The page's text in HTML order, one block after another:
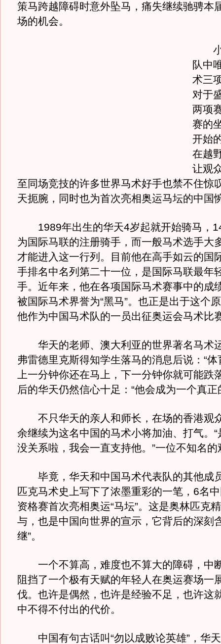
策马跨越障碍时意外坠马，痛失继续驰骋本
场的机会。
小
队中
术三
对于
两项
赛的
开始
在越
让观
至同场竞技的许多世界马术好手也禁不住惊
天扼腕，同时也为首次亮相奥运马坛的中国
1989年出生的华天4岁起就开始骑马，
为国际马联的注册骑手，而一般马术选手大
才能进入这一行列。目前他在高手如云的国
手排名中名列第二十一位，是国际马联最年
手。近年来，他在各项国际马术赛事中的成
被国际马术界誉为“黑马”。也正是出于这个
他作为中国马术队的一员出征奥运会马术比
华天的老师、澳大利亚的世界著名马术
弗雷德里克斯得知学生落马的消息后说：“
上一分钟你还在马上，下一分钟你就可能跌
后的华天仍然信心十足：“他会成为一个真正
不只华天的亲人和师长，在场的香港观
余继续为这名中国的马术小将加油、打气。
没关系啦，我会一直支持他。”一位不知名
毕竟，华天和中国马术代表队的其他成
匹克马术史上写下了浓墨重彩的一笔，6名
资格赛首次亮相奥运“马坛”。这是奥林匹克
与，也是中国向世界的宣示，它背后的深刻
继”。
一个不算高，难度也不算大的障碍，中
阻挡了一个极有天赋的年轻人在奥运赛场一
伐。也许是偶然，也许是经验不足，也许这
中不得不付出的代价。
中国有句古话叫“勿以成败论英雄”，华